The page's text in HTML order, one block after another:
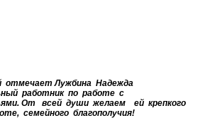
отмечаетЛужбина Надежда
работник по работе с
От всей души желаем ей крепкого
семейного благополучия!